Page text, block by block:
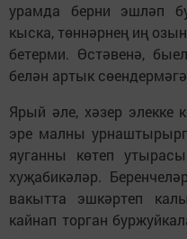
урамда берни эшләп
кыска, төннәрнең иң
бетерми. Өстәвенә,
белән артык
Ярый әле, хәзер элекке
эре малны
яуганны көтеп
хуҗабикәләр.
вакытта эшкәртеп
кайнап торган